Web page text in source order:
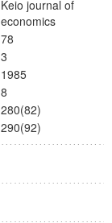
Keio journal of
economics
78
3
1985
8
280(82)
290(92)